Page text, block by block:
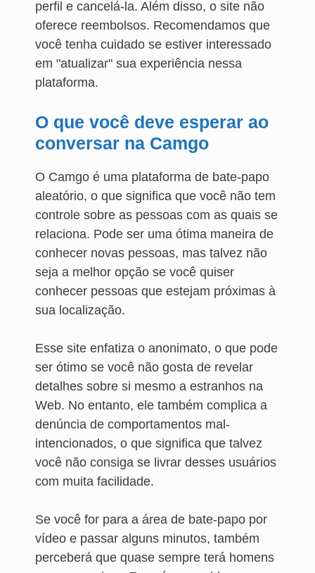
perfil e cancelá-la. Além disso, o site não
oferece reembolsos. Recomendamos que
você tenha cuidado se estiver interessado
em "atualizar" sua experiência nessa
plataforma.
O que você deve esperar ao
conversar na Camgo
O Camgo é uma plataforma de bate-papo
aleatório, o que significa que você não tem
controle sobre as pessoas com as quais se
relaciona. Pode ser uma ótima maneira de
conhecer novas pessoas, mas talvez não
seja a melhor opção se você quiser
conhecer pessoas que estejam próximas à
sua localização.
Esse site enfatiza o anonimato, o que pode
ser ótimo se você não gosta de revelar
detalhes sobre si mesmo a estranhos na
Web. No entanto, ele também complica a
denúncia de comportamentos mal-
intencionados, o que significa que talvez
você não consiga se livrar desses usuários
com muita facilidade.
Se você for para a área de bate-papo por
vídeo e passar alguns minutos, também
perceberá que quase sempre terá homens